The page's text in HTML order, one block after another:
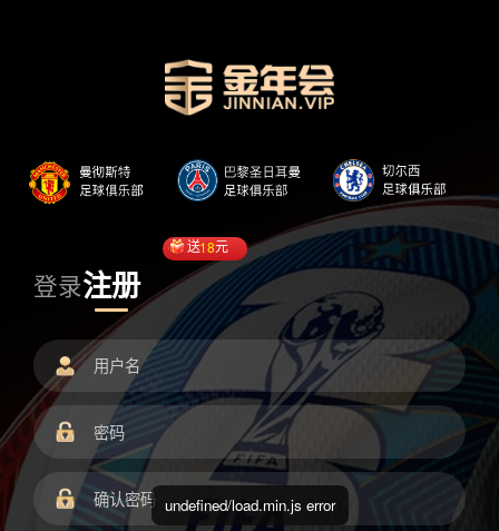
登录注册
送18元
undefined/load.min.js error